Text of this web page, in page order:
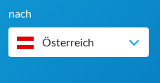
nach
Österreich